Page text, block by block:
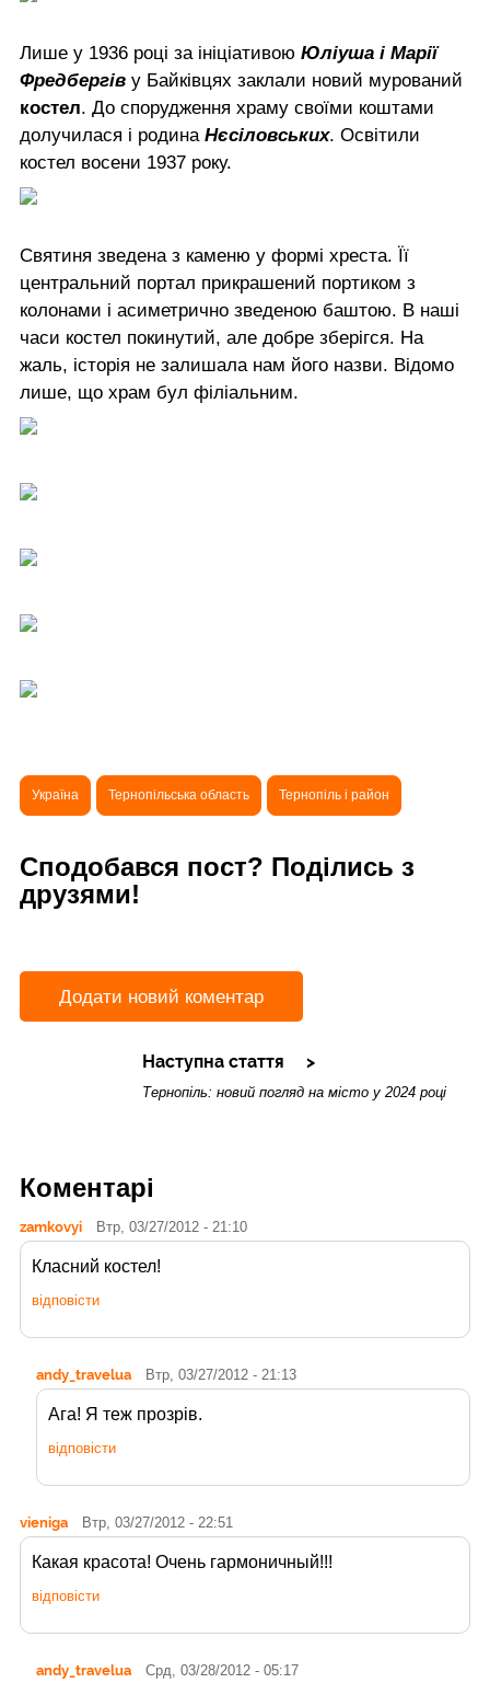
Лише у 1936 році за ініціативою Юліуша і Марії
Фредбергів у Байківцях заклали новий мурований
костел. До спорудження храму своїми коштами
долучилася і родина Нєсіловських. Освітили
костел восени 1937 року.
Святиня зведена з каменю у формі хреста. Її
центральний портал прикрашений портиком з
колонами і асиметрично зведеною баштою. В наші
часи костел покинутий, але добре зберігся. На
жаль, історія не залишала нам його назви. Відомо
лише, що храм бул філіальним.
Україна Тернопільська область Тернопіль і район
Сподобався пост? Поділись з
друзями!
Додати новий коментар
Наступна стаття
Тернопіль: новий погляд на місто у 2024 році
Коментарі
zamkovyi Втр, 03/27/2012 - 21:10
Класний костел!
відповісти
andy_travelua Втр, 03/27/2012 - 21:13
Ага! Я теж прозрів.
відповісти
vieniga Втр, 03/27/2012 - 22:51
Какая красота! Очень гармоничный!!!
відповісти
andy_travelua Срд, 03/28/2012 - 05:17